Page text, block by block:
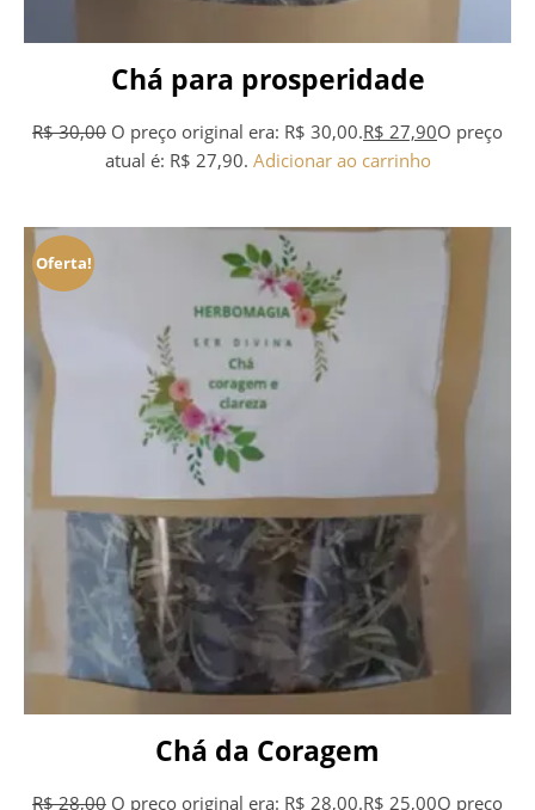
Chá para prosperidade
R$30,00 O preço original era: R$ 30,00.R$ 27,90O preço
atual é: R$ 27,90. Adicionar ao carrinho
Oferta!
Chá da Coragem
R$28,00 O preço original era: R$ 28,00.R$ 25,00O preço